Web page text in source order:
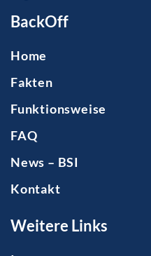
BackOff
Home
Fakten
Funktionsweise
FAQ
News – BSI
Kontakt
Weitere Links